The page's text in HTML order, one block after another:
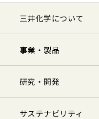
三井化学について
事業・製品
研究・開発
サステナビリティ